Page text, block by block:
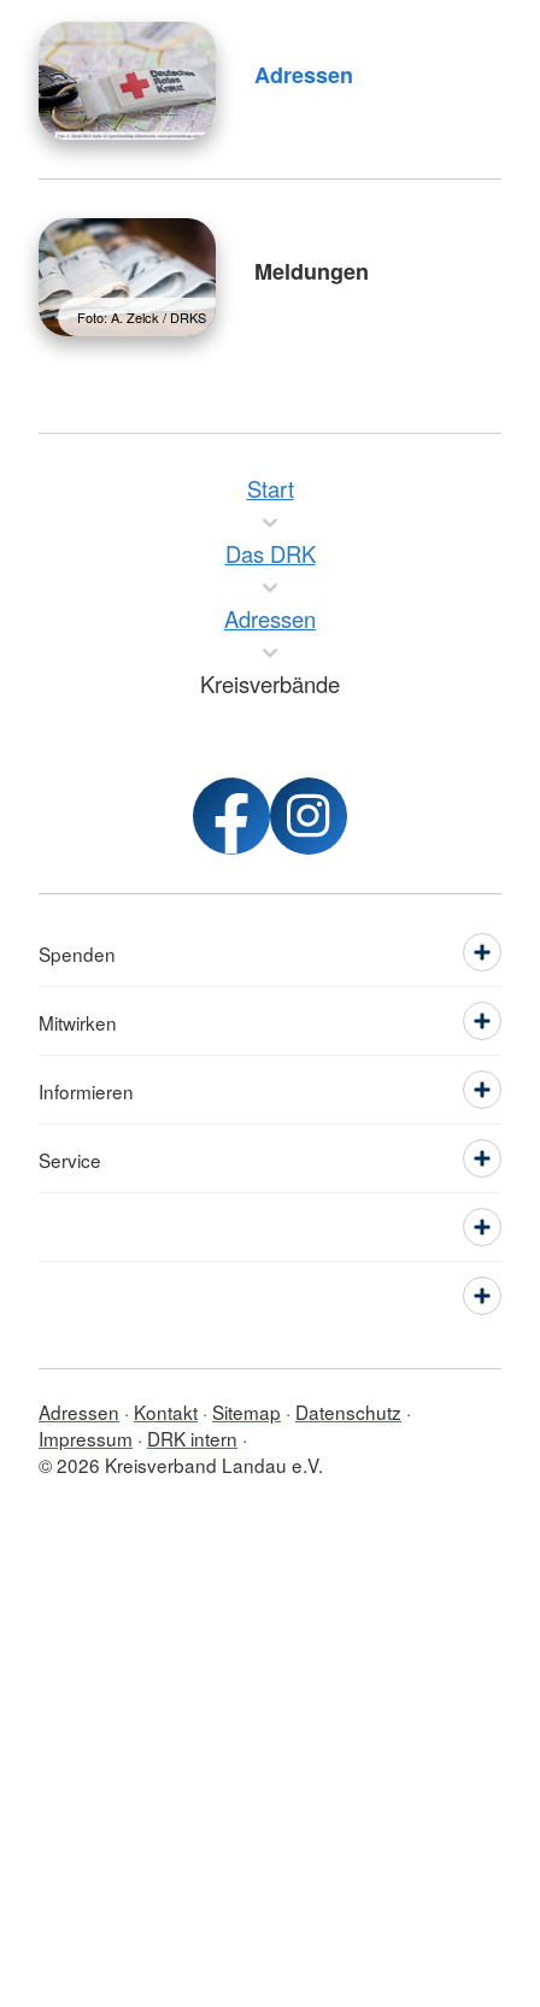
Adressen
Foto: A. Zelck / DRKS
Meldungen
Start
Das DRK
Adressen
Kreisverbände
Spenden
Mitwirken
Informieren
Service
Adressen Kontakt Sitemap
Datenschutz
Impressum
DRK intern
© 2026 Kreisverband Landau e.V.